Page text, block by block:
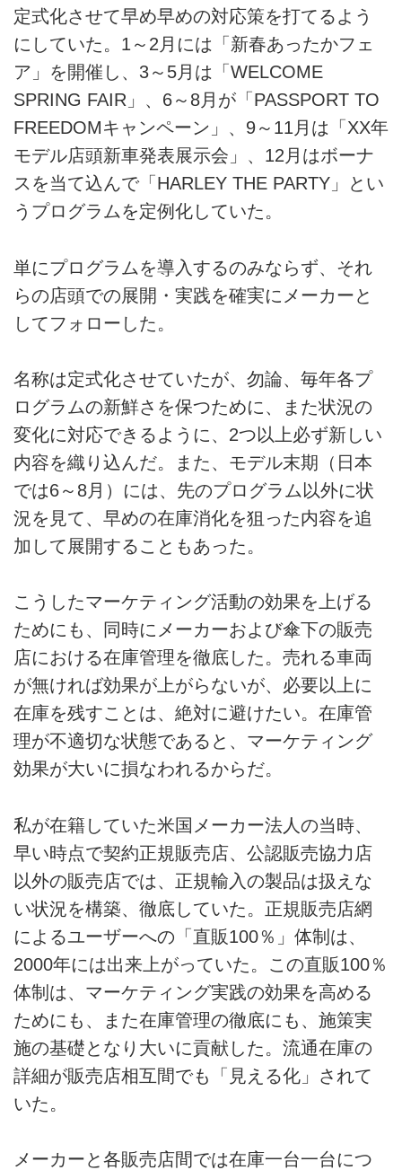
定式化させて早め早めの対応策を打てるよう
にしていた。1～2月には「新春あったかフェ
ア」を開催し、3～5月は「WELCOME
SPRING FAIR」、6～8月が「PASSPORT TO
FREEDOMキャンペーン」、9～11月は「XX年
モデル店頭新車発表展示会」、12月はボーナ
スを当て込んで「HARLEY THE PARTY」とい
うプログラムを定例化していた。
単にプログラムを導入するのみならず、それ
らの店頭での展開・実践を確実にメーカーと
してフォローした。
名称は定式化させていたが、勿論、毎年各プ
ログラムの新鮮さを保つために、また状況の
変化に対応できるように、2つ以上必ず新しい
内容を織り込んだ。また、モデル末期（日本
では6～8月）には、先のプログラム以外に状
況を見て、早めの在庫消化を狙った内容を追
加して展開することもあった。
こうしたマーケティング活動の効果を上げる
ためにも、同時にメーカーおよび傘下の販売
店における在庫管理を徹底した。売れる車両
が無ければ効果が上がらないが、必要以上に
在庫を残すことは、絶対に避けたい。在庫管
理が不適切な状態であると、マーケティング
効果が大いに損なわれるからだ。
私が在籍していた米国メーカー法人の当時、
早い時点で契約正規販売店、公認販売協力店
以外の販売店では、正規輸入の製品は扱えな
い状況を構築、徹底していた。正規販売店網
によるユーザーへの「直販100％」体制は、
2000年には出来上がっていた。この直販100％
体制は、マーケティング実践の効果を高める
ためにも、また在庫管理の徹底にも、施策実
施の基礎となり大いに貢献した。流通在庫の
詳細が販売店相互間でも「見える化」されて
いた。
メーカーと各販売店間では在庫一台一台につ